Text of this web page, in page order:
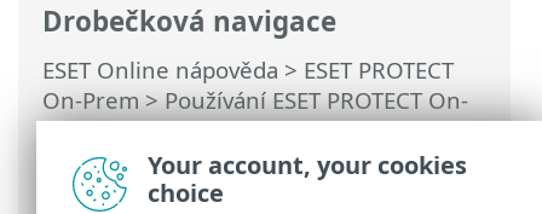
Drobečková navigace
ESET Online nápověda > ESET PROTECT
On-Prem>Používání ESET PROTECT On-
Prem>Hlavní menu ESET PROTECT On-
Prem>Úlohy>Klientské úlohy > Izolovat
počítač od sítě
Your account, your cookies
choice